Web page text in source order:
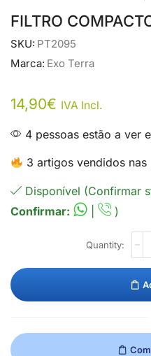
FILTRO
SKU: PT2095
Marca: Exo Terra
14,90€ IVA Incl.
4 pessoas estão a ver
3 artigos vendidos nas
Disponível (Confirmar
Confirmar:
)